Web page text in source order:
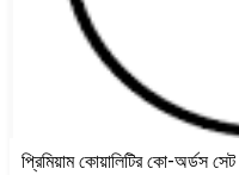
প্রিমিয়াম কোয়ালিটির কো-অর্ডস সেট